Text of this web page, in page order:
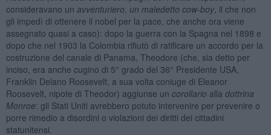
consideravano un avventuriero, un maledetto cow-boy, il che non
gli impedì di ottenere il nobel per la pace, che anche ora viene
assegnato quasi a caso): dopo la guerra con la Spagna nel 1898 e
dopo che nel 1903 la Colombia rifiutò di ratificare un accordo per la
costruzione del canale di Panama, Theodore (che, sia detto per
inciso, era anche cugino di 5° grado del 36° Presidente USA,
Franklin Delano Roosevelt, a sua volta coniuge di Eleanor
Roosevelt, nipote di Theodor) aggiunse un corollario alla dottrina
Monroe: gli Stati Uniti avrebbero potuto intervenire per prevenire o
porre rimedio a disordini o violazioni dei diritti dei cittadini
statunitensi.